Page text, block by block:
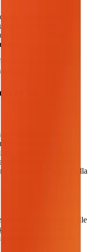
mnemoniche,
esame, solo per
è spesso inefficace
lo studio del
una parola; ti
di recuperare
e applicarle ai vincoli
lettere incrociate).
neurali associati a quella
per corrispondere alle
studenti a prestare
di un dettato